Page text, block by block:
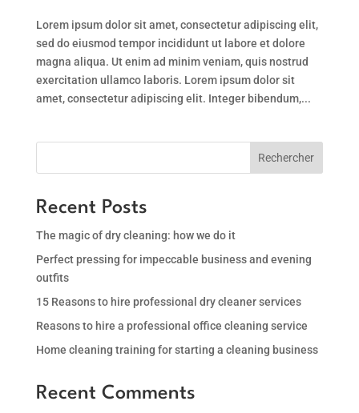
Lorem ipsum dolor sit amet, consectetur adipiscing elit,
sed do eiusmod tempor incididunt ut labore et dolore
magna aliqua. Ut enim ad minim veniam, quis nostrud
exercitation ullamco laboris. Lorem ipsum dolor sit
amet, consectetur adipiscing elit. Integer bibendum,...
Rechercher
Recent Posts
The magic of dry cleaning: how we do it
Perfect pressing for impeccable business and evening
outfits
15 Reasons to hire professional dry cleaner services
Reasons to hire a professional office cleaning service
Home cleaning training for starting a cleaning business
Recent Comments